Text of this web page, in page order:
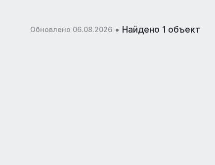
Обновлено 06.08.2026 • Найдено 1 объект